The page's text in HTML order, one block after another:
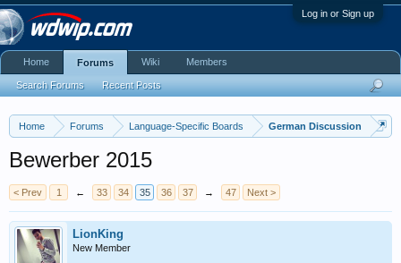
Log in or Sign up
Home Forums Language-Specific Boards German Discussion
Bewerber 2015
< Prev 1 ← 33 34 35 36 37 → 47 Next >
LionKing
New Member
Home Forums
Search Forums Recent Posts
Wiki Members